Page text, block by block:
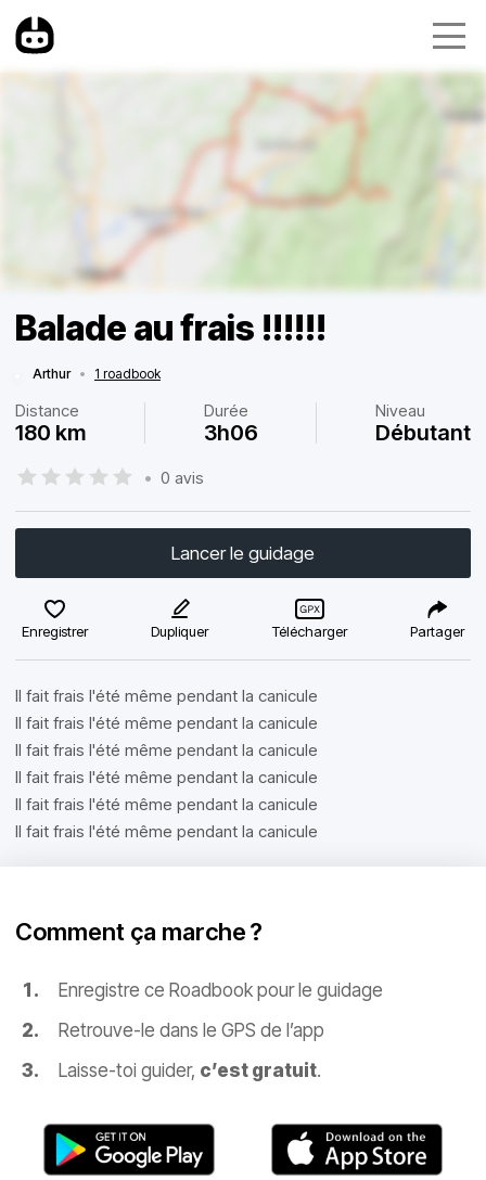
Balade au frais !!!!!!
Arthur • 1 roadbook
Distance
180 km
Durée
3h06
Niveau
Débutant
• 0 avis
Lancer le guidage
Enregistrer Dupliquer Télécharger Partager
Il fait frais l'été même pendant la canicule
Il fait frais l'été même pendant la canicule
Il fait frais l'été même pendant la canicule
Il fait frais l'été même pendant la canicule
Il fait frais l'été même pendant la canicule
Il fait frais l'été même pendant la canicule
Comment ça marche ?
Enregistre ce Roadbook pour le guidage
Retrouve-le dans le GPS de l’app
Laisse-toi guider, c’est gratuit.